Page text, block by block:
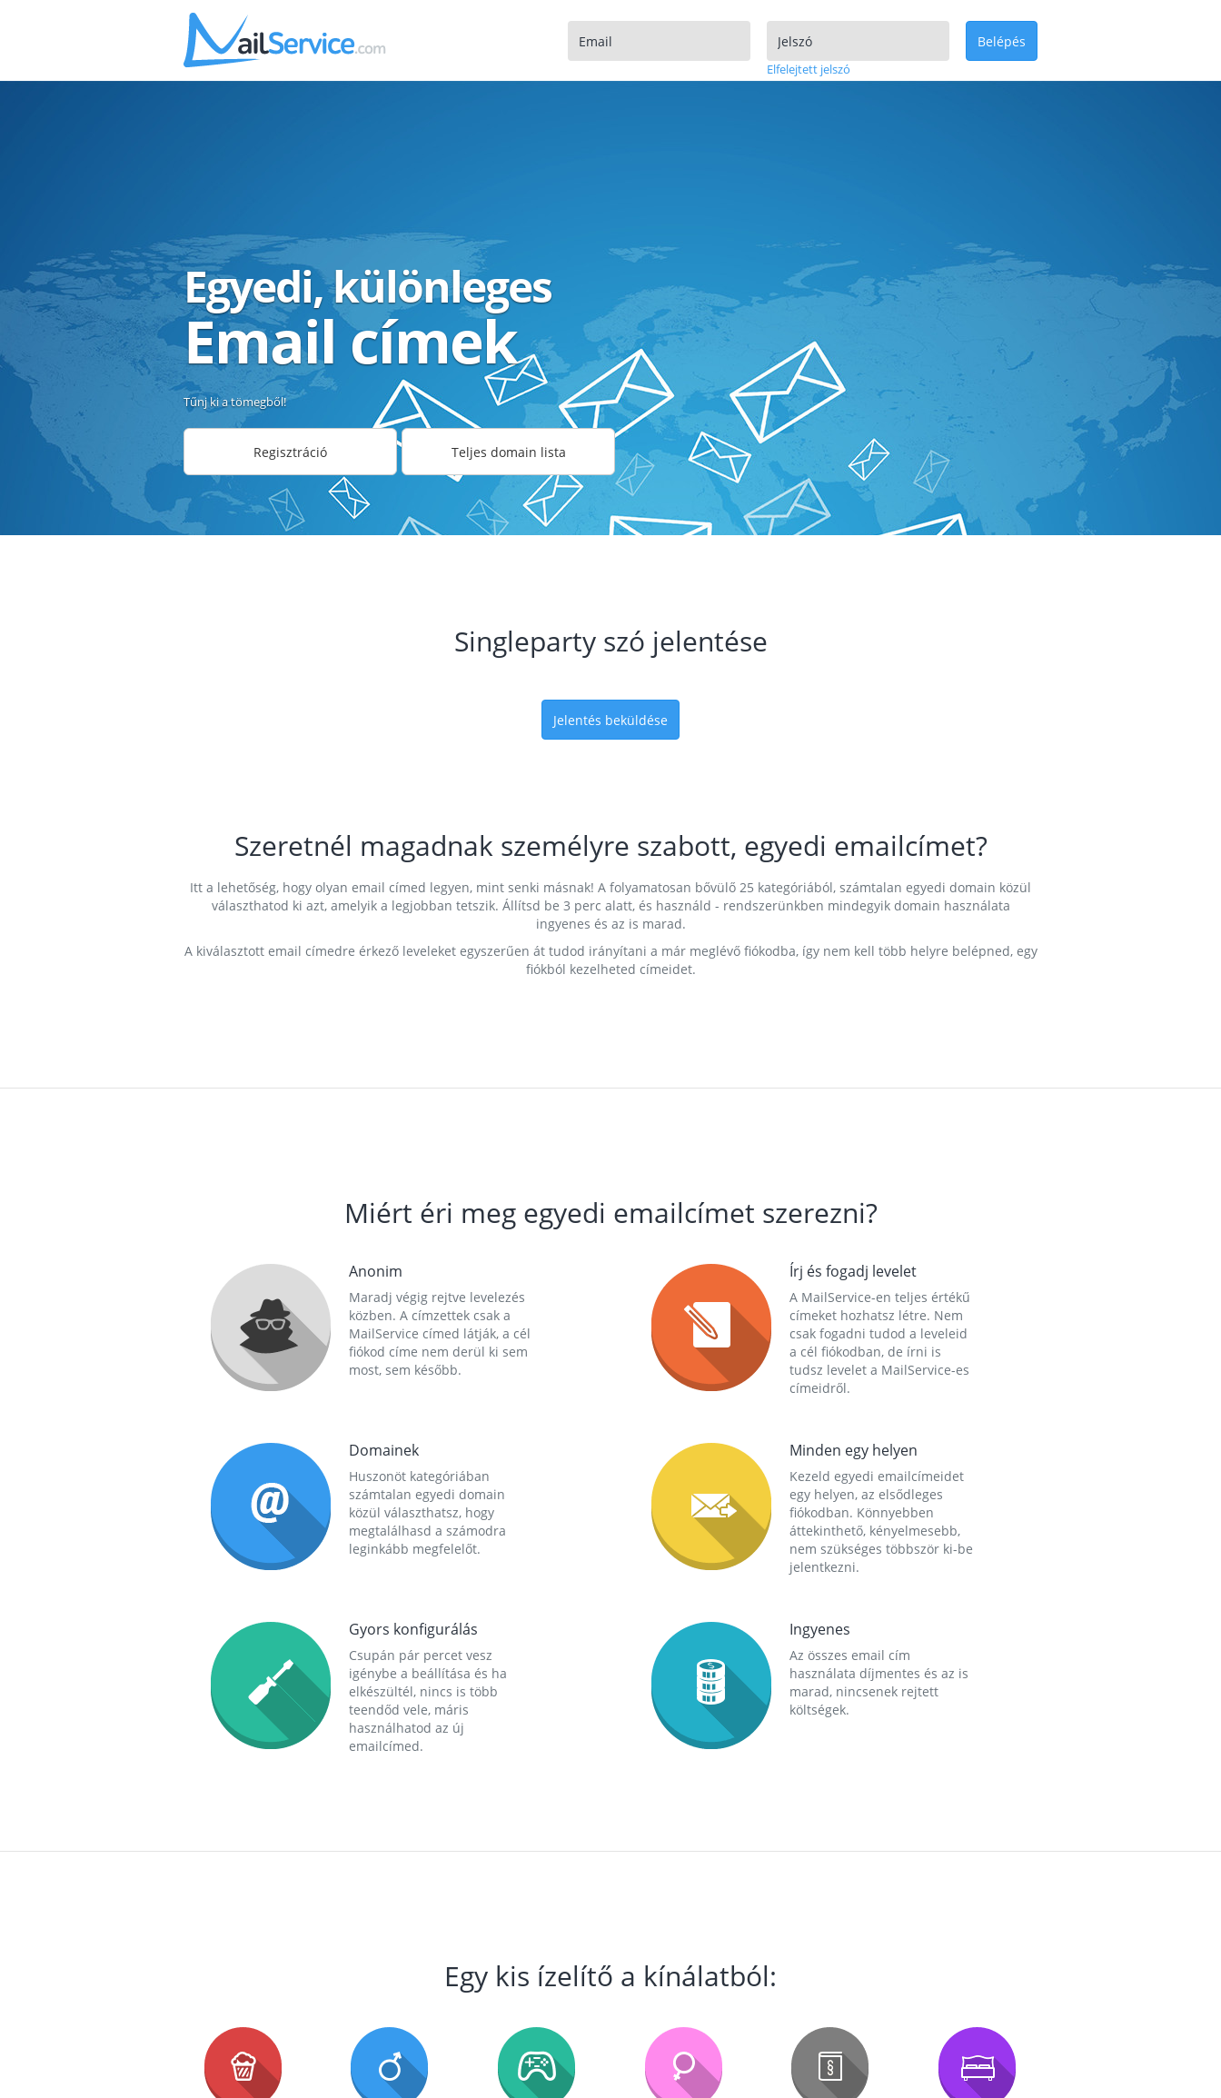
Elfelejtett jelszó
Belépés
Egyedi, különleges
Email címek
Tűnj ki a tömegből!
Regisztráció Teljes domain lista
Singleparty szó jelentése
Jelentés beküldése
Szeretnél magadnak személyre szabott, egyedi emailcímet?
Itt a lehetőség, hogy olyan email címed legyen, mint senki másnak! A folyamatosan bővülő 25 kategóriából, számtalan egyedi domain közül
választhatod ki azt, amelyik a legjobban tetszik. Állítsd be 3 perc alatt, és használd - rendszerünkben mindegyik domain használata
ingyenes és az is marad.
A kiválasztott email címedre érkező leveleket egyszerűen át tudod irányítani a már meglévő fiókodba, így nem kell több helyre belépned, egy
fiókból kezelheted címeidet.
Miért éri meg egyedi emailcímet szerezni?
Anonim
Maradj végig rejtve levelezés
közben. A címzettek csak a
MailService címed látják, a cél
fiókod címe nem derül ki sem
most, sem később.
Írj és fogadj levelet
A MailService-en teljes értékű
címeket hozhatsz létre. Nem
csak fogadni tudod a leveleid
a cél fiókodban, de írni is
tudsz levelet a MailService-es
címeidről.
Domainek
Huszonöt kategóriában
számtalan egyedi domain
közül választhatsz, hogy
megtalálhasd a számodra
leginkább megfelelőt.
Minden egy helyen
Kezeld egyedi emailcímeidet
egy helyen, az elsődleges
fiókodban. Könnyebben
áttekinthető, kényelmesebb,
nem szükséges többször ki-be
jelentkezni.
Gyors konfigurálás
Csupán pár percet vesz
igénybe a beállítása és ha
elkészültél, nincs is több
teendőd vele, máris
használhatod az új
emailcímed.
Ingyenes
Az összes email cím
használata díjmentes és az is
marad, nincsenek rejtett
költségek.
Egy kis ízelítő a kínálatból: